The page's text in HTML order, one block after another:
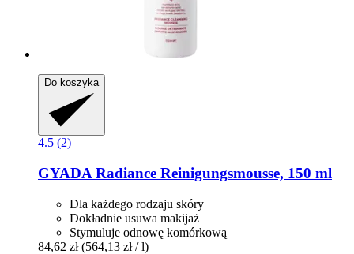
Do koszyka
4.5 (2)
GYADA Radiance Reinigungsmousse, 150 ml
Dla każdego rodzaju skóry
Dokładnie usuwa makijaż
Stymuluje odnowę komórkową
84,62 zł (564,13 zł / l)